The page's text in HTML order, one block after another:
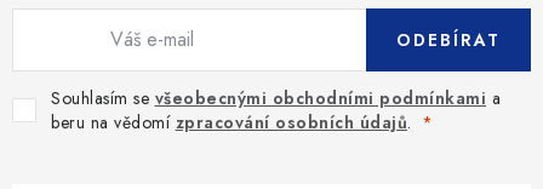
Souhlasím se všeobecnými obchodními podmínkami a
beru na vědomí zpracování osobních údajů.
ODEBÍRAT